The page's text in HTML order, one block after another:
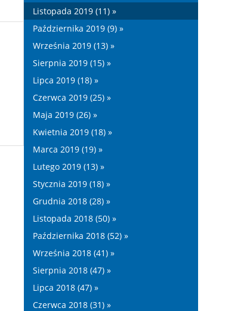
Listopada 2019 (11) »
Października 2019 (9) »
Września 2019 (13) »
Sierpnia 2019 (15) »
Lipca 2019 (18) »
Czerwca 2019 (25) »
Maja 2019 (26) »
Kwietnia 2019 (18) »
Marca 2019 (19) »
Lutego 2019 (13) »
Stycznia 2019 (18) »
Grudnia 2018 (28) »
Listopada 2018 (50) »
Października 2018 (52) »
Września 2018 (41) »
Sierpnia 2018 (47) »
Lipca 2018 (47) »
Czerwca 2018 (31) »